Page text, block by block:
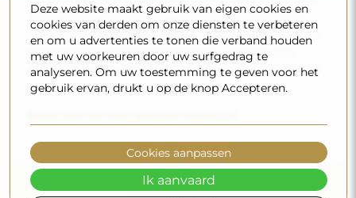
ons eigen wagenpark en opgeleid personeel, daarom
kunnen wij u garanderen dat de spiegel in perfecte staat
aankomt, zonder bijkomende kosten. Zelfs als u een
spiegel met grote afmetingen bestelt, kunt u rekenen op
een snelle levering.
Deze website maakt gebruik van eigen cookies en
cookies van derden om onze diensten te verbeteren
en om u advertenties te tonen die verband houden
met uw voorkeuren door uw surfgedrag te
analyseren. Om uw toestemming te geven voor het
gebruik ervan, drukt u op de knop Accepteren.
Cookies aanpassen
Ik aanvaard